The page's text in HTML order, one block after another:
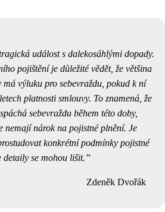
událost s dalekosáhlými dopady.
pojištění je důležité vědět, že většina
má výluku pro sebevraždu, pokud k ní
platnosti smlouvy. To znamená, že
sebevraždu během této doby,
nemají nárok na pojistné plnění. Je
konkrétní podmínky pojistné
detaily se mohou lišit.
Zdeněk Dvořák